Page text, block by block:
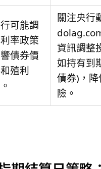
可能調
率政策
債券價
殖利
關注央行
資訊調整
如持有到
債券)，
險。